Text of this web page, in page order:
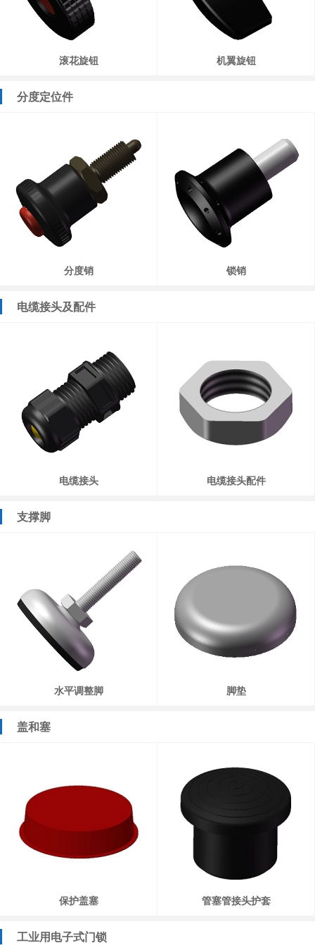
滚花旋钮 机翼旋钮
分度定位件
分度销 锁销
电缆接头及配件
电缆接头 电缆接头配件
支撑脚
水平调整脚 脚垫
盖和塞
保护盖塞 管塞管接头护套
工业用电子式门锁